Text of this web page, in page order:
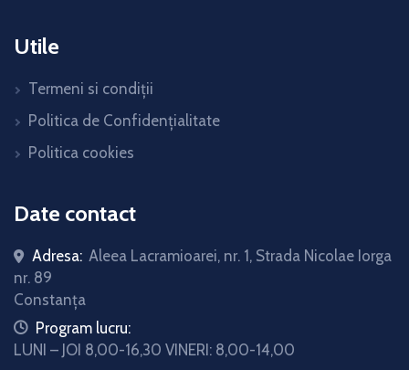
Utile
Termeni si condiții
Politica de Confidențialitate
Politica cookies
Date contact
Adresa: Aleea Lacramioarei, nr. 1, Strada Nicolae Iorga
nr. 89
Constanța
iconProgram lucru:
LUNI – JOI 8,00-16,30 VINERI: 8,00-14,00